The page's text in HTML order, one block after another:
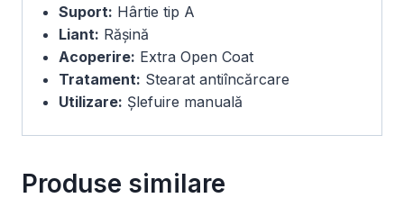
Suport: Hârtie tip A
Liant: Rășină
Acoperire: Extra Open Coat
Tratament: Stearat antiîncărcare
Utilizare: Șlefuire manuală
Produse similare